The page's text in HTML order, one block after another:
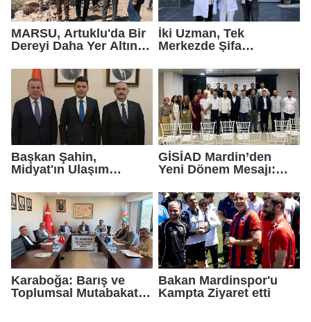
MARSU, Artuklu'da Bir
Dereyi Daha Yer Altına
İki Uzman, Tek
Merkezde Şifa
Başkan Şahin,
Midyat'ın Ulaşım
Taşıdı
GİSİAD Mardin’den
Yeni Dönem Mesajı:
Daha Çok Üretim
Karaboğa: Barış ve
Toplumsal Mutabakat
Bakan Mardinspor'u
Kampta Ziyaret etti